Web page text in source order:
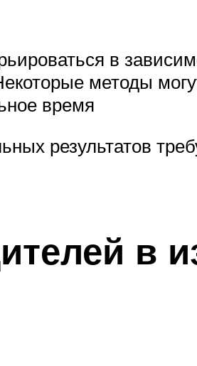
в
методы
время
результатов
в